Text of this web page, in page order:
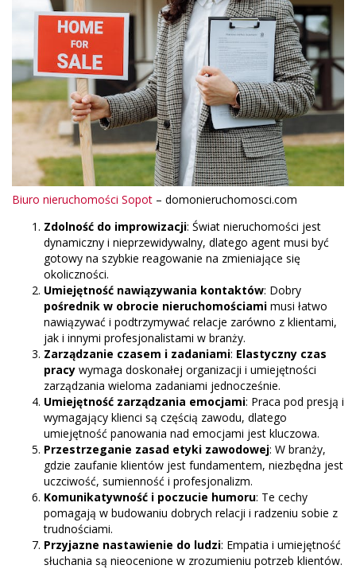
Biuro nieruchomości Sopot – domonieruchomosci.com
Zdolność do improwizacji: Świat nieruchomości jest
dynamiczny i nieprzewidywalny, dlatego agent musi być
gotowy na szybkie reagowanie na zmieniające się
okoliczności.
Umiejętność nawiązywania kontaktów: Dobry
pośrednik w obrocie nieruchomościami musi łatwo
nawiązywać i podtrzymywać relacje zarówno z klientami,
jak i innymi profesjonalistami w branży.
Zarządzanie czasem i zadaniami: Elastyczny czas
pracy wymaga doskonałej organizacji i umiejętności
zarządzania wieloma zadaniami jednocześnie.
Umiejętność zarządzania emocjami: Praca pod presją i
wymagający klienci są częścią zawodu, dlatego
umiejętność panowania nad emocjami jest kluczowa.
Przestrzeganie zasad etyki zawodowej: W branży,
gdzie zaufanie klientów jest fundamentem, niezbędna jest
uczciwość, sumienność i profesjonalizm.
Komunikatywność i poczucie humoru: Te cechy
pomagają w budowaniu dobrych relacji i radzeniu sobie z
trudnościami.
Przyjazne nastawienie do ludzi: Empatia i umiejętność
słuchania są nieocenione w zrozumieniu potrzeb klientów.